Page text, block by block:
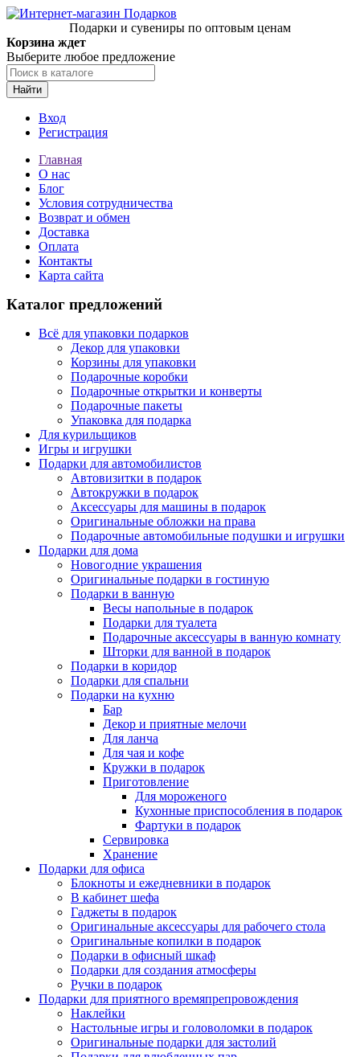
Подарки и сувениры по оптовым ценам
Корзина ждет
Выберите любое предложение
Найти
Вход
Регистрация
Главная
О нас
Блог
Условия сотрудничества
Возврат и обмен
Доставка
Оплата
Контакты
Карта сайта
Каталог предложений
Всё для упаковки подарков
Декор для упаковки
Корзины для упаковки
Подарочные коробки
Подарочные открытки и конверты
Подарочные пакеты
Упаковка для подарка
Для курильщиков
Игры и игрушки
Подарки для автомобилистов
Автовизитки в подарок
Автокружки в подарок
Аксессуары для машины в подарок
Оригинальные обложки на права
Подарочные автомобильные подушки и игрушки
Подарки для дома
Новогодние украшения
Оригинальные подарки в гостиную
Подарки в ванную
Весы напольные в подарок
Подарки для туалета
Подарочные аксессуары в ванную комнату
Шторки для ванной в подарок
Подарки в коридор
Подарки для спальни
Подарки на кухню
Бар
Декор и приятные мелочи
Для ланча
Для чая и кофе
Кружки в подарок
Приготовление
Для мороженого
Кухонные приспособления в подарок
Фартуки в подарок
Сервировка
Хранение
Подарки для офиса
Блокноты и ежедневники в подарок
В кабинет шефа
Гаджеты в подарок
Оригинальные аксессуары для рабочего стола
Оригинальные копилки в подарок
Подарки в офисный шкаф
Подарки для создания атмосферы
Ручки в подарок
Подарки для приятного времяпрепровождения
Наклейки
Настольные игры и головоломки в подарок
Оригинальные подарки для застолий